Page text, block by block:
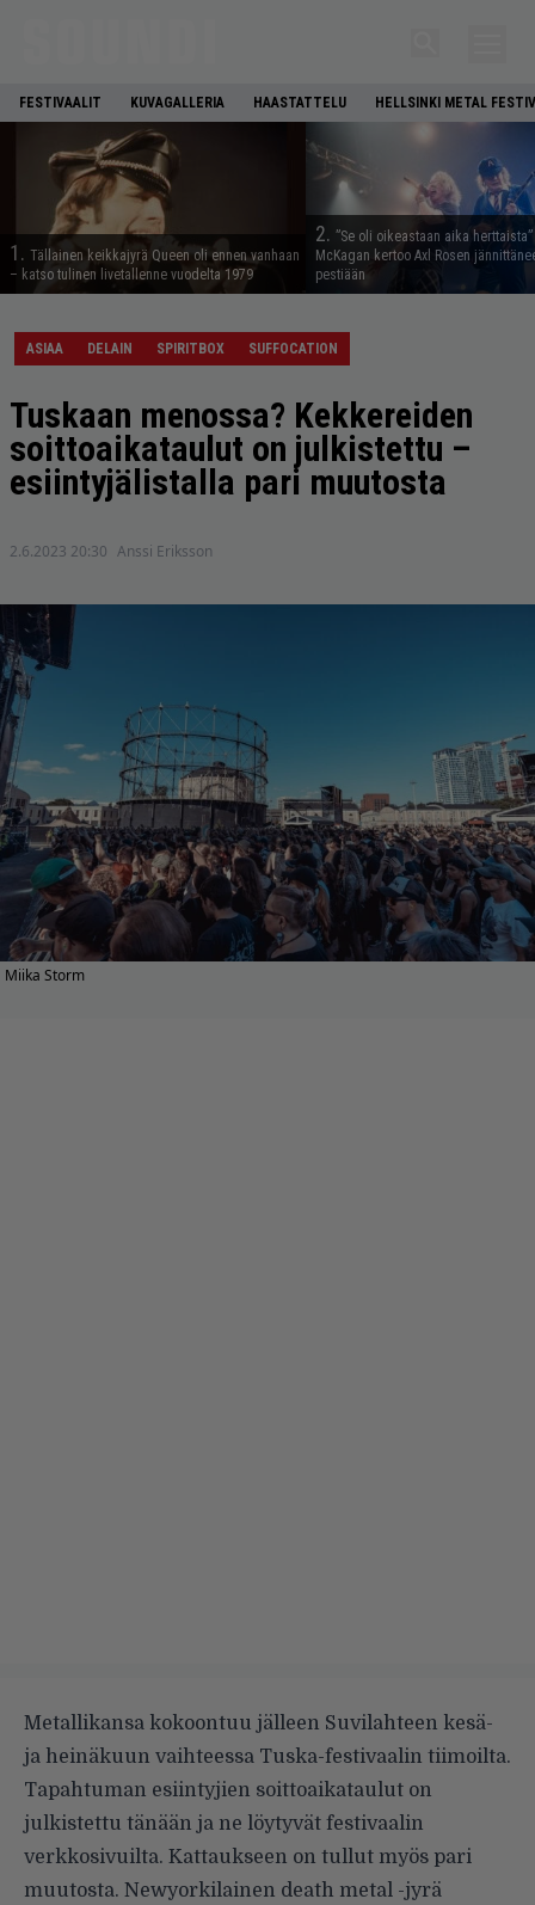
FESTIVAALIT KUVAGALLERIA HAASTATTELU HELLSINKI METAL
1. Tällainen keikkajyrä Queen oli ennen vanhaan
– katso tulinen livetallenne vuodelta 1979
2. ”Se oli oikeastaan aika
McKagan kertoo Axl Rosen
pestiään
ASIAA DELAIN SPIRITBOX SUFFOCATION
Tuskaan menossa? Kekkereiden
soittoaikataulut on julkistettu –
esiintyjälistalla pari muutosta
2.6.2023 20:30 Anssi Eriksson
Miika Storm
Metallikansa kokoontuu jälleen Suvilahteen kesä-
ja heinäkuun vaihteessa Tuska-festivaalin tiimoilta.
Tapahtuman esiintyjien soittoaikataulut on
julkistettu tänään ja ne löytyvät festivaalin
verkkosivuilta. Kattaukseen on tullut myös pari
muutosta. Newyorkilainen death metal -jyrä